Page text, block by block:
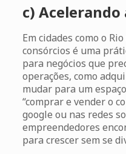
c) Acelerando
Em cidades como o
consórcios é uma
para negócios que
operações, como
mudar para um
“comprar e vender o
google ou nas redes
empreendedores
para crescer sem se